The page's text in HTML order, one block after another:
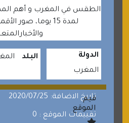
الطقس في المغرب و أهم
لمدة 15 يوما، صور
الدولة
المغرب
البلد
تاريخ الاضافة: 2020/07/25
تقييمات الموقع : 0
قيم
الموقع